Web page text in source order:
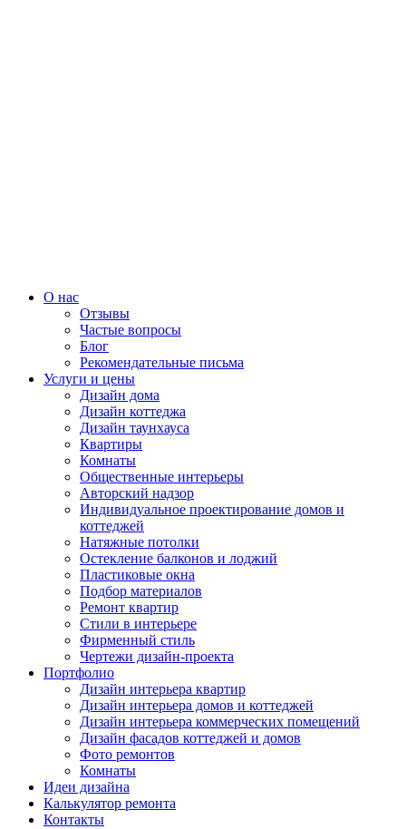
О нас
Отзывы
Частые вопросы
Блог
Рекомендательные письма
Услуги и цены
Дизайн дома
Дизайн коттеджа
Дизайн таунхауса
Квартиры
Комнаты
Общественные интерьеры
Авторский надзор
Индивидуальное проектирование домов и
коттеджей
Натяжные потолки
Остекление балконов и лоджий
Пластиковые окна
Подбор материалов
Ремонт квартир
Стили в интерьере
Фирменный стиль
Чертежи дизайн-проекта
Портфолио
Дизайн интерьера квартир
Дизайн интерьера домов и коттеджей
Дизайн интерьера коммерческих помещений
Дизайн фасадов коттеджей и домов
Фото ремонтов
Комнаты
Идеи дизайна
Калькулятор ремонта
Контакты